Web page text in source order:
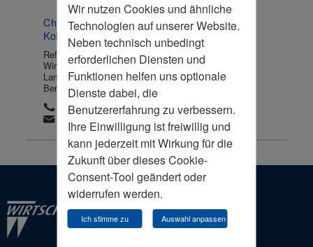
Wir nutzen Cookies und ähnliche
Technologien auf unserer Website.
Neben technisch unbedingt
erforderlichen Diensten und
Funktionen helfen uns optionale
Dienste dabei, die
Benutzererfahrung zu verbessern.
Ihre Einwilligung ist freiwillig und
kann jederzeit mit Wirkung für die
Zukunft über dieses Cookie-
Consent-Tool geändert oder
widerrufen werden.
Ich stimme zu Auswahl anpassen
Christiane
Kohrs
Referentin Wirtschaftspolitik & Organisation
Wirtschaftsrat der CDU e.V.
Landesverband Berlin/Brandenburg
Berlin
0162 2435110
c.kohrs@wirtschaftsrat.de